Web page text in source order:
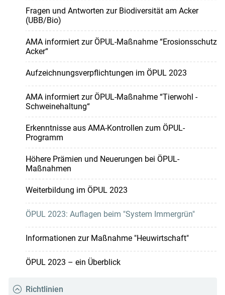
Fragen und Antworten zur Biodiversität am Acker
(UBB/Bio)
AMA informiert zur ÖPUL-Maßnahme “Erosionsschutz
Acker“
Aufzeichnungsverpflichtungen im ÖPUL 2023
AMA informiert zur ÖPUL-Maßnahme “Tierwohl -
Schweinehaltung“
Erkenntnisse aus AMA-Kontrollen zum ÖPUL-
Programm
Höhere Prämien und Neuerungen bei ÖPUL-
Maßnahmen
Weiterbildung im ÖPUL 2023
ÖPUL 2023: Auflagen beim "System Immergrün"
Informationen zur Maßnahme "Heuwirtschaft"
ÖPUL 2023 – ein Überblick
Richtlinien